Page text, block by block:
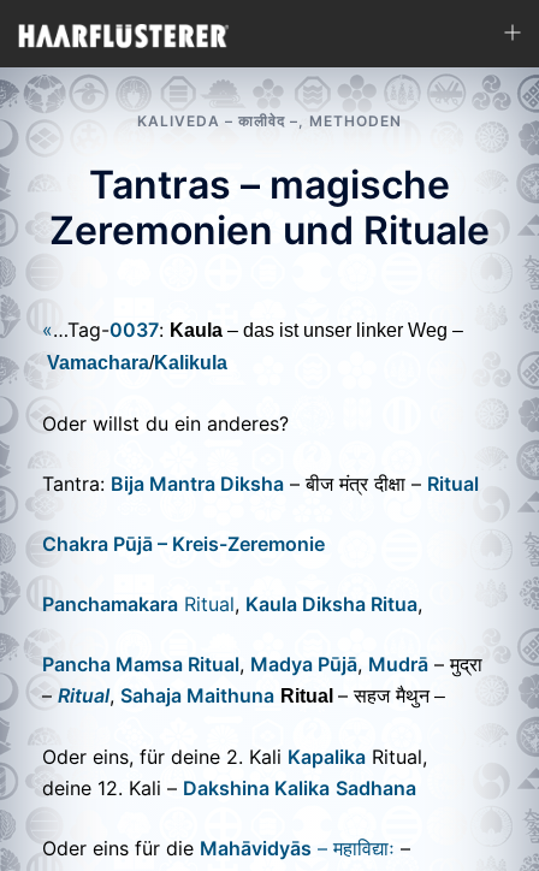
Inhalt
springen
KALIVEDA – कालीवेद –, METHODEN
Tantras – magische
Zeremonien und Rituale
«…Tag-0037: Kaula – das ist unser linker Weg –
Vamachara/Kalikula
Oder willst du ein anderes?
Tantra: Bija Mantra Diksha – बीज मंत्र दीक्षा – Ritual
Chakra Pūjā – Kreis-Zeremonie
Panchamakara Ritual, Kaula Diksha Ritua,
Pancha Mamsa Ritual, Madya Pūjā, Mudrā – मुद्रा
– Ritual, Sahaja Maithuna Ritual – सहज मैथुन–
Oder eins, für deine 2. Kali Kapalika Ritual,
deine 12. Kali – Dakshina Kalika Sadhana
Oder eins für die Mahāvidyās – महाविद्याः –